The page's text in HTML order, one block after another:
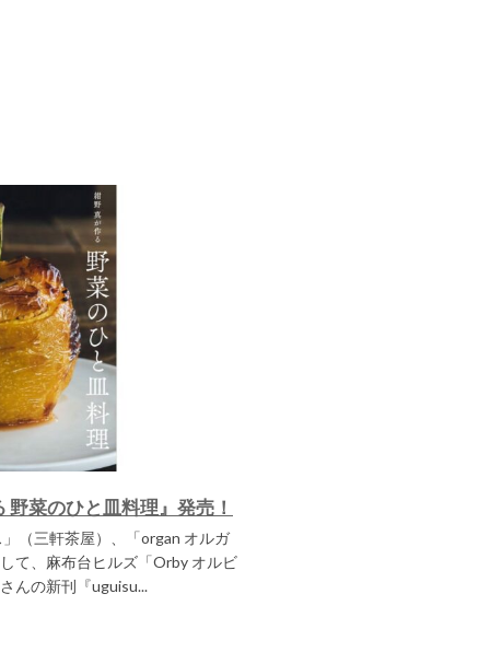
菜のひと皿料理』発売！
（三軒茶屋）、「organ オルガ
て、麻布台ヒルズ「Orby オルビ
んの新刊『uguisu...